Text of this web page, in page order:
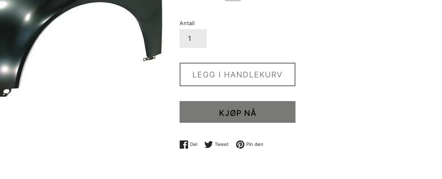
Antall
LEGG I HANDLEKURV
KJØP NÅ
DelDel på Facebook
Tweet Tweet på Twitter
Pin den